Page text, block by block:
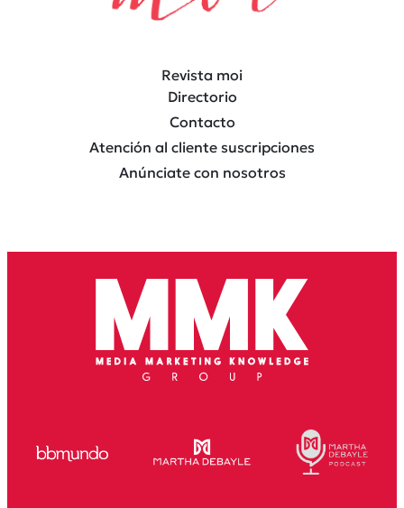
Revista moi
Directorio
Contacto
Atención al cliente suscripciones
Anúnciate con nosotros